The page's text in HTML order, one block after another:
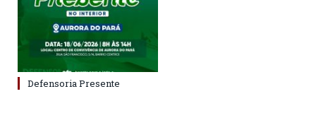
Defensoria Presente